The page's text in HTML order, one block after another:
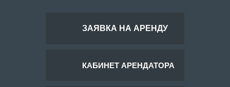
ЗАЯВКА НА АРЕНДУ
КАБИНЕТ АРЕНДАТОРА